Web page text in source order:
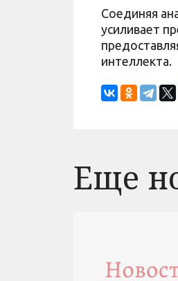
Соединяя
усиливает
интеллекта.
Еще